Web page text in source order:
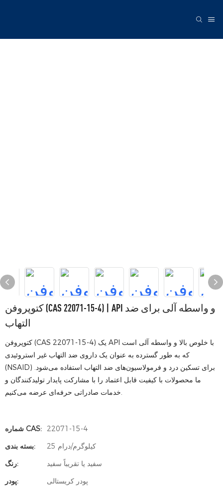
کتوپروفن (CAS 22071-15-4) | API و واسطه آلی برای ضد
التهاب
کتوپروفن (CAS 22071-15-4) یک API با خلوص بالا و واسطه آلی است
که به طور گسترده به عنوان یک داروی ضد التهاب غیر استروئیدی
(NSAID) برای تسکین درد و فرمولاسیون‌های ضد التهاب استفاده می‌شود.
ما محصولات با کیفیت قابل اعتماد را با مشارکت پایدار تولیدکنندگان و
خدمات صادراتی حرفه‌ای عرضه می‌کنیم.
شماره CAS:
22071-15-4
بسته بندی:
25 کیلوگرم/درام
رنگ:
سفید یا تقریباً سفید
پودر:
پودر کریستالی